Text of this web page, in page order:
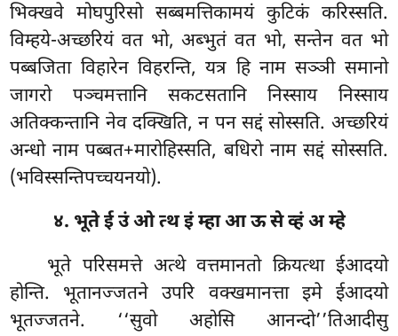
भिक्खवे मोघपुरिसो सब्बमत्तिकामयं कुटिकं करिस्सति.
विम्हये-अच्छरियं वत भो, अब्भुतं वत भो, सन्तेन वत भो
पब्बजिता विहारेन विहरन्ति, यत्र हि नाम सञ्ञी समानो
जागरो पञ्चमत्तानि सकटसतानि निस्साय निस्साय
अतिक्कन्तानि नेव दक्खिति, न पन सद्दं सोस्सति. अच्छरियं
अन्धो नाम पब्बत+मारोहिस्सति, बधिरो नाम सद्दं सोस्सति.
(भविस्सन्तिपच्चयनयो).
४. भूते ई उं ओ त्थ इं म्हा आ ऊ से व्हं अ म्हे
भूते परिसमत्ते अत्थे वत्तमानतो क्रियत्था ईआदयो
होन्ति. भूतानज्जतने उपरि वक्खमानत्ता इमे ईआदयो
भूतज्जतने. ‘‘सुवो अहोसि आनन्दो’’तिआदीसु